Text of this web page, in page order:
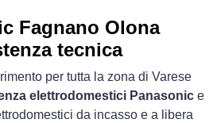
Fagnano Olona
tecnica
per tutta la zona di Varese
elettrodomestici Panasonic e
da incasso e a libera